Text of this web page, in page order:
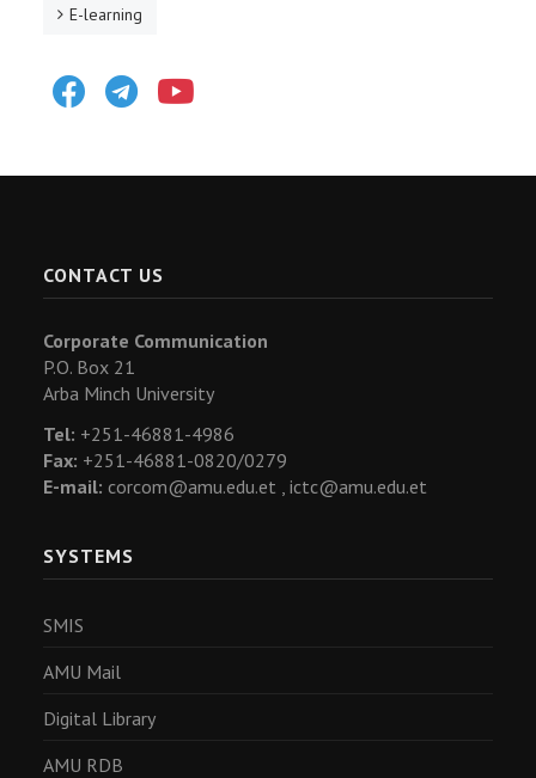
E-learning
FacebookTelegram
CONTACT US
Corporate Communication
P.O. Box 21
Arba Minch University
Tel: +251-46881-4986
Fax: +251-46881-0820/0279
E-mail: corcom@amu.edu.et , ictc@amu.edu.et
SYSTEMS
SMIS
AMU Mail
Digital Library
AMU RDB